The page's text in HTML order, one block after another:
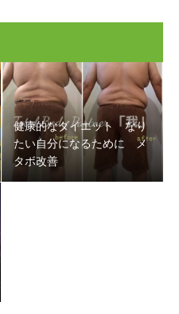
健康的なダイエット なり
たい自分になるために メ
タボ改善